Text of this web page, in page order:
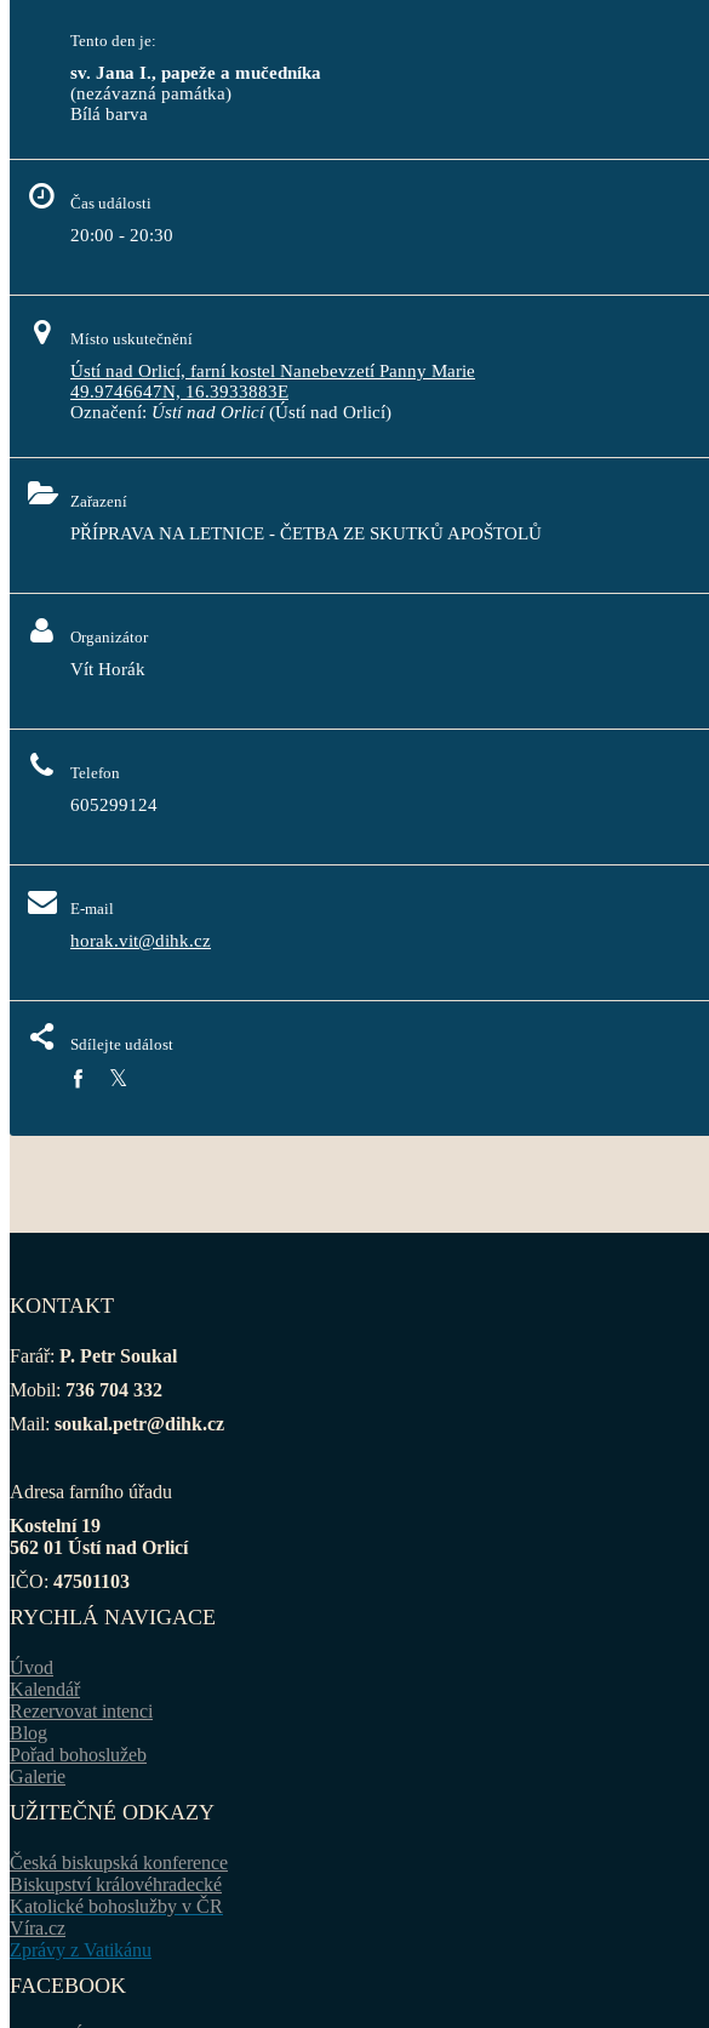
Tento den je:
sv. Jana I., papeže a mučedníka
(nezávazná památka)
Bílá barva
Čas události
20:00 - 20:30
Místo uskutečnění
Ústí nad Orlicí, farní kostel Nanebevzetí Panny Marie
49.9746647N, 16.3933883E
Označení: Ústí nad Orlicí(Ústí nad Orlicí)
Zařazení
PŘÍPRAVA NA LETNICE - ČETBA ZE SKUTKŮ APOŠTOLŮ
Organizátor
Vít Horák
Telefon
605299124
E-mail
horak.vit@dihk.cz
Sdílejte událost
KONTAKT
Farář: P. Petr Soukal
Mobil: 736 704 332
Mail: soukal.petr@dihk.cz
Adresa farního úřadu
Kostelní 19
562 01 Ústí nad Orlicí
IČO: 47501103
RYCHLÁ NAVIGACE
Úvod
Kalendář
Rezervovat intenci
Blog
Pořad bohoslužeb
Galerie
UŽITEČNÉ ODKAZY
Česká biskupská konference
Biskupství královéhradecké
Katolické bohoslužby v ČR
Víra.cz
Zprávy z Vatikánu
FACEBOOK